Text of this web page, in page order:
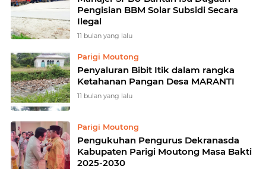
Pengisian BBM Solar Subsidi Secara
Ilegal
11 bulan yang lalu
Parigi Moutong
Penyaluran Bibit Itik dalam rangka
Ketahanan Pangan Desa MARANTI
11 bulan yang lalu
Parigi Moutong
Pengukuhan Pengurus Dekranasda
Kabupaten Parigi Moutong Masa Bakti
2025-2030